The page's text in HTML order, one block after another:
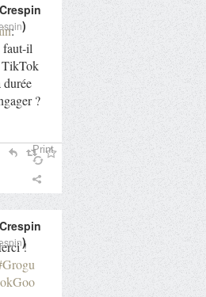
:
faut-il
TikTok
durée
?
)
Print
!
)